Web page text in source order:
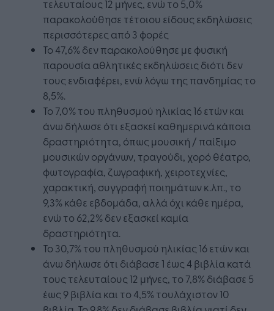
τελευταίους 12 μήνες, ενώ το 5,0%
παρακολούθησε τέτοιου είδους εκδηλώσεις
περισσότερες από 3 φορές
Το 47,6% δεν παρακολούθησε με φυσική
παρουσία αθλητικές εκδηλώσεις διότι δεν
τους ενδιαφέρει, ενώ λόγω της πανδημίας το
8,5%.
Το 7,0% του πληθυσμού ηλικίας 16 ετών και
άνω δήλωσε ότι εξασκεί καθημερινά κάποια
δραστηριότητα, όπως μουσική / παίξιμο
μουσικών οργάνων, τραγούδι, χορό θέατρο,
φωτογραφία, ζωγραφική, χειροτεχνίες,
χαρακτική, συγγραφή ποιημάτων κ.λπ., το
9,3% κάθε εβδομάδα, αλλά όχι κάθε ημέρα,
ενώ το 62,2% δεν εξασκεί καμία
δραστηριότητα.
Το 30,7% του πληθυσμού ηλικίας 16 ετών και
άνω δήλωσε ότι διάβασε 1 έως 4 βιβλία κατά
τους τελευταίους 12 μήνες, το 7,8% διάβασε 5
έως 9 βιβλία και το 4,5% τουλάχιστον 10